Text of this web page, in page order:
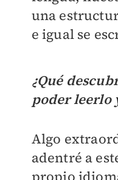
una
e igual se
¿Qué
poder leerlo
Algo
adentré a